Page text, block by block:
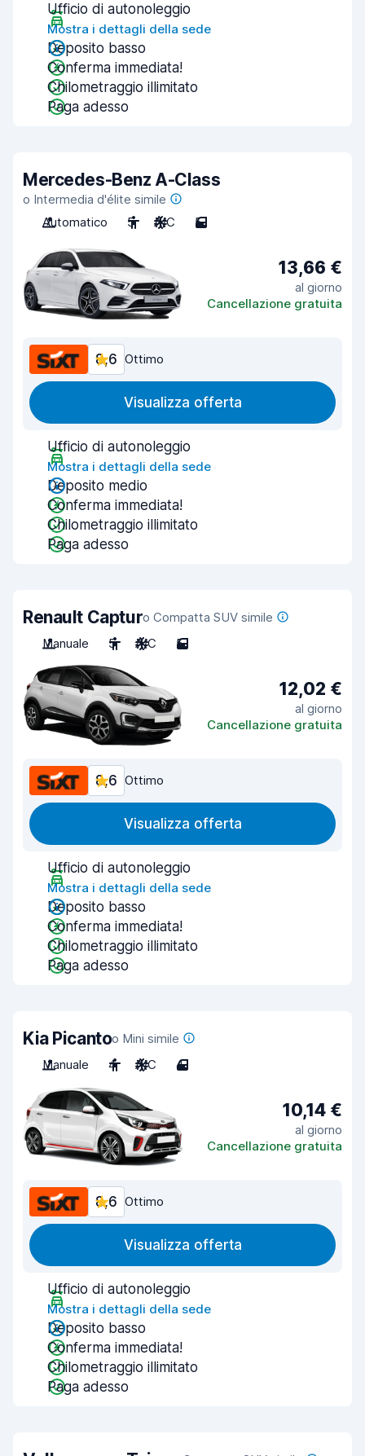
Ufficio di autonoleggio
Mostra i dettagli della sede
Deposito basso
Conferma immediata!
Chilometraggio illimitato
Paga adesso
Mercedes-Benz A-Class
o Intermedia d'élite simile
Automatico
5 A/C 5
13,66 €
al giorno
Cancellazione gratuita
8,6 Ottimo
Visualizza offerta
Ufficio di autonoleggio
Mostra i dettagli della sede
Deposito medio
Conferma immediata!
Chilometraggio illimitato
Paga adesso
Renault Capturo Compatta SUV simile
Manuale
5 A/C 5
12,02 €
al giorno
Cancellazione gratuita
8,6 Ottimo
Visualizza offerta
Ufficio di autonoleggio
Mostra i dettagli della sede
Deposito basso
Conferma immediata!
Chilometraggio illimitato
Paga adesso
Kia Picantoo Mini simile
Manuale
4 A/C 4
10,14 €
al giorno
Cancellazione gratuita
8,6 Ottimo
Visualizza offerta
Ufficio di autonoleggio
Mostra i dettagli della sede
Deposito basso
Conferma immediata!
Chilometraggio illimitato
Paga adesso